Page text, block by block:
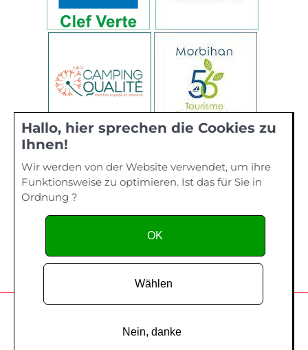
Copyright since 2014
Hallo, hier sprechen die Cookies zu
Ihnen!
Wir werden von der Website verwendet, um ihre
Funktionsweise zu optimieren. Ist das für Sie in
Ordnung ?
Nein, danke
Wählen
OK